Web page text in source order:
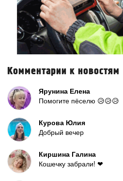
Комментарии к новостям
Ярунина Елена
Помогите пёселю 😥😥😥
Курова Юлия
Добрый вечер
Киршина Галина
Кошечку забрали! ❤